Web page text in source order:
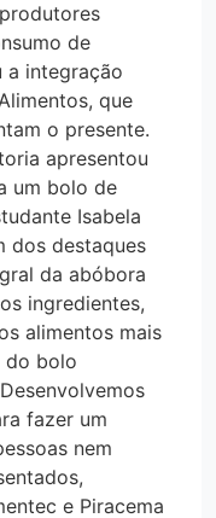
de
a integração
que
o presente.
apresentou
um bolo de
Isabela
dos destaques
da abóbora
ingredientes,
alimentos mais
do bolo
fazer um
nem
e Piracema